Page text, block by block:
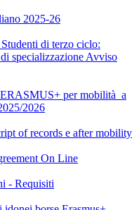
2025-26
di terzo ciclo:
specializzazione Avviso
per mobilità a
2026
of records e after mobility
On Line
- Requisiti